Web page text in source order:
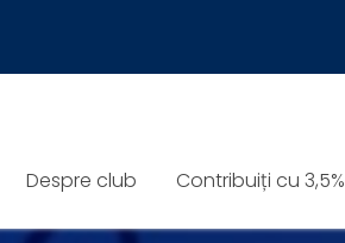
Despre club Contribuiți cu 3,5%